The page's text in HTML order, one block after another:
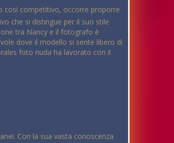
così competitivo, occorre proporre
che si distingue per il suo stile
tra Nancy e il fotografo è
dove il modello si sente libero di
foto nuda ha lavorato con il
Con la sua vasta conoscenza